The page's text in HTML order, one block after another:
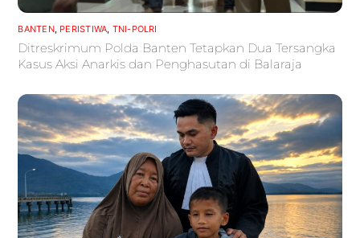
BANTEN, PERISTIWA TNI-POLRI
Ditreskrimum Polda Banten Tetapkan Dua Tersangka
Kasus Aksi Anarkis dan Penghasutan di Balaraja